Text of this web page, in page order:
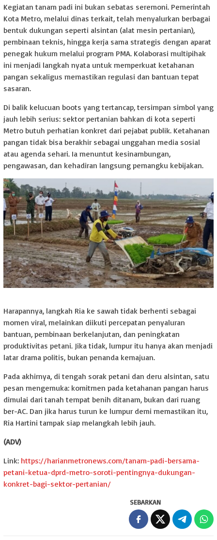
Kegiatan tanam padi ini bukan sebatas seremoni. Pemerintah
Kota Metro, melalui dinas terkait, telah menyalurkan berbagai
bentuk dukungan seperti alsintan (alat mesin pertanian),
pembinaan teknis, hingga kerja sama strategis dengan aparat
penegak hukum melalui program PMA. Kolaborasi multipihak
ini menjadi langkah nyata untuk memperkuat ketahanan
pangan sekaligus memastikan regulasi dan bantuan tepat
sasaran.
Di balik kelucuan boots yang tertancap, tersimpan simbol yang
jauh lebih serius: sektor pertanian bahkan di kota seperti
Metro butuh perhatian konkret dari pejabat publik. Ketahanan
pangan tidak bisa berakhir sebagai unggahan media sosial
atau agenda sehari. Ia menuntut kesinambungan,
pengawasan, dan kehadiran langsung pemangku kebijakan.
Harapannya, langkah Ria ke sawah tidak berhenti sebagai
momen viral, melainkan diikuti percepatan penyaluran
bantuan, pembinaan berkelanjutan, dan peningkatan
produktivitas petani. Jika tidak, lumpur itu hanya akan menjadi
latar drama politis, bukan penanda kemajuan.
Pada akhirnya, di tengah sorak petani dan deru alsintan, satu
pesan mengemuka: komitmen pada ketahanan pangan harus
dimulai dari tanah tempat benih ditanam, bukan dari ruang
ber-AC. Dan jika harus turun ke lumpur demi memastikan itu,
Ria Hartini tampak siap melangkah lebih jauh.
(ADV)
Link: https://harianmetronews.com/tanam-padi-bersama-
petani-ketua-dprd-metro-soroti-pentingnya-dukungan-
konkret-bagi-sektor-pertanian/
SEBARKAN